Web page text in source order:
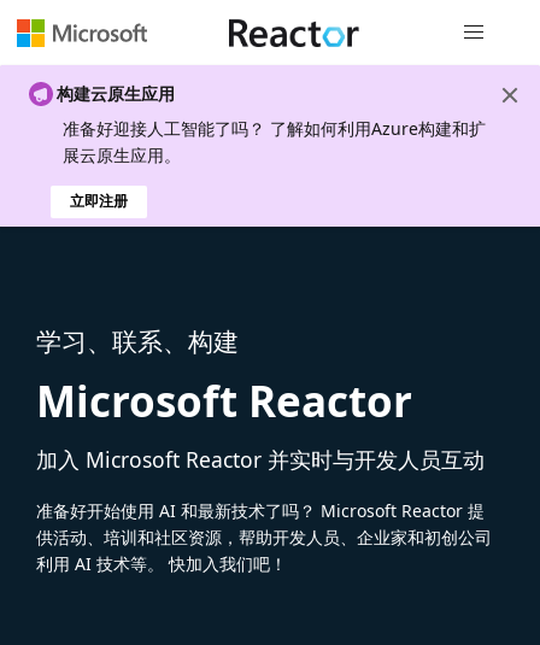
构建云原生应用
准备好迎接人工智能了吗？ 了解如何利用Azure构建和扩
展云原生应用。
立即注册
学习、联系、构建
Microsoft Reactor
加入 Microsoft Reactor 并实时与开发人员互动
准备好开始使用 AI 和最新技术了吗？ Microsoft Reactor 提
供活动、培训和社区资源，帮助开发人员、企业家和初创公司
利用 AI 技术等。 快加入我们吧！